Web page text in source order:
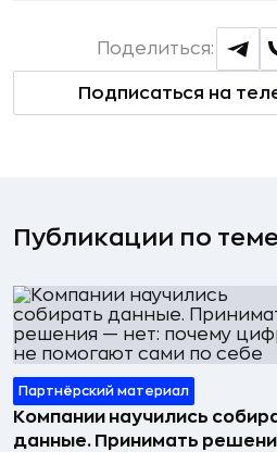
Подписаться на
Поделиться:
Публикации по теме
Партнёрский материал
Компании научились
данные. Принимать